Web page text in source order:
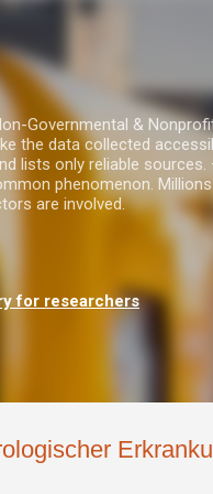
Governmental &
the data collected
lists only reliable
phenomenon.
are involved.
for researchers